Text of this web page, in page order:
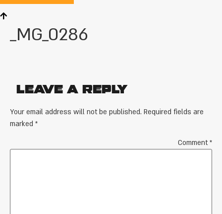
_MG_0286
Leave a Reply
Your email address will not be published. Required fields are
marked *
Comment*